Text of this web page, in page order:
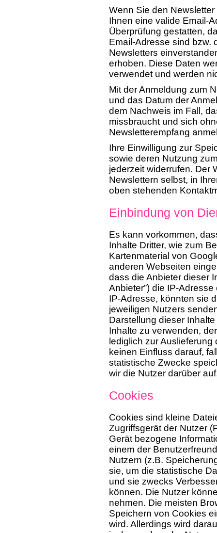
Wenn Sie den
Ihnen eine valide Email-
Überprüfung gestatten,
Email-Adresse sind bzw.
Newsletters
erhoben. Diese Daten
verwendet und werden
Mit der Anmeldung zum
und das Datum der
dem Nachweis im Fall,
missbraucht und sich
Newsletterempfang
Ihre Einwilligung zur
sowie deren Nutzung
jederzeit widerrufen. Der
Newslettern selbst, in
oben stehenden
Einbindung von
Es kann vorkommen,
Inhalte Dritter, wie zum
Kartenmaterial von
anderen Webseiten
dass die Anbieter dieser
Anbieter”) die IP-
IP-Adresse, könnten sie
jeweiligen Nutzers
Darstellung dieser
Inhalte zu verwenden,
lediglich zur
keinen Einfluss darauf,
statistische Zwecke
wir die Nutzer darüber
Cookies
Cookies sind kleine
Zugriffsgerät der Nutzer
Gerät bezogene
einem der
Nutzern (z.B.
sie, um die statistische
und sie zwecks
können. Die Nutzer
nehmen. Die meisten
Speichern von Cookies
wird. Allerdings wird